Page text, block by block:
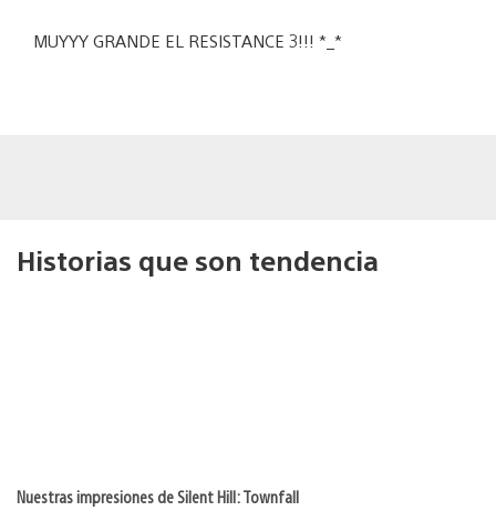
MUYYY GRANDE EL RESISTANCE 3!!! *_*
Historias que son tendencia
Nuestras impresiones de Silent Hill: Townfall